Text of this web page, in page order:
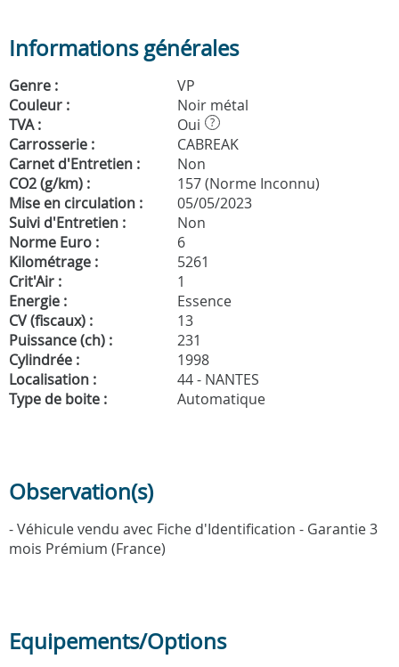
Informations générales
Genre :
VP
Couleur :
Noir métal
TVA :
Oui ?
Carrosserie :
CABREAK
Carnet d'Entretien :
Non
CO2 (g/km) :
157 (Norme Inconnu)
Mise en circulation :
05/05/2023
Suivi d'Entretien :
Non
Norme Euro :
6
Kilométrage :
5261
Crit'Air :
1
Energie :
Essence
CV (fiscaux) :
13
Puissance (ch) :
231
Cylindrée :
1998
Localisation :
44 - NANTES
Type de boite :
Automatique
Observation(s)
- Véhicule vendu avec Fiche d'Identification - Garantie 3
mois Prémium (France)
Equipements/Options